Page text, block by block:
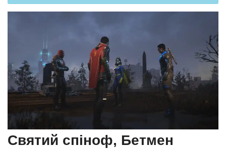
Святий спіноф, Бетмен